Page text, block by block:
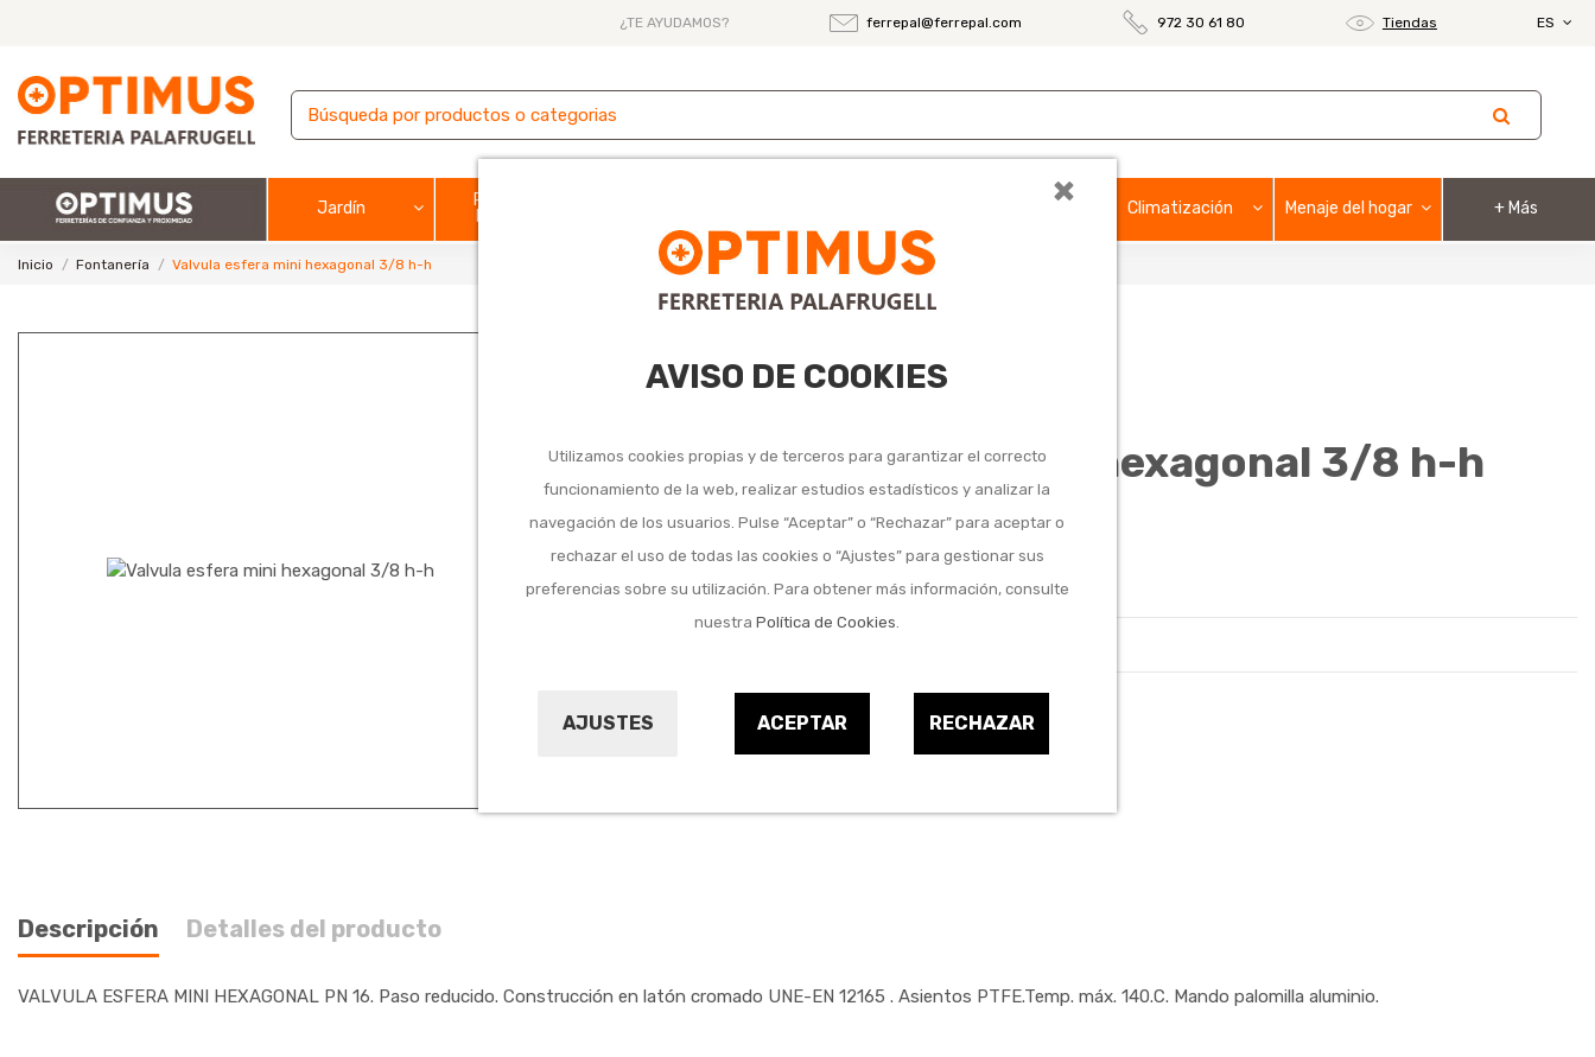
×
AVISO DE COOKIES
Utilizamos cookies propias y de terceros para garantizar el correcto
funcionamiento de la web, realizar estudios estadísticos y analizar la
navegación de los usuarios. Pulse “Aceptar” o “Rechazar” para aceptar o
rechazar el uso de todas las cookies o “Ajustes” para gestionar sus
preferencias sobre su utilización. Para obtener más información, consulte
nuestraPolítica de Cookies
AJUSTES ACEPTAR RECHAZAR
¿TE AYUDAMOS? ferrepal@ferrepal.com 972 30 61 80 Tiendas ES
Jardín
Pintura y
Climatización Menaje del hogar + Más
Inicio Fontanería Valvula esfera mini hexagonal 3/8 h-h
Valvula esfera mini hexagonal 3/8 h-h
9663067
Descripción Detalles del producto
VALVULA ESFERA MINI HEXAGONAL PN 16. Paso reducido. Construcción en latón cromado UNE-EN 12165 . Asientos PTFE.Temp. máx. 140.C. Mando palomilla aluminio.